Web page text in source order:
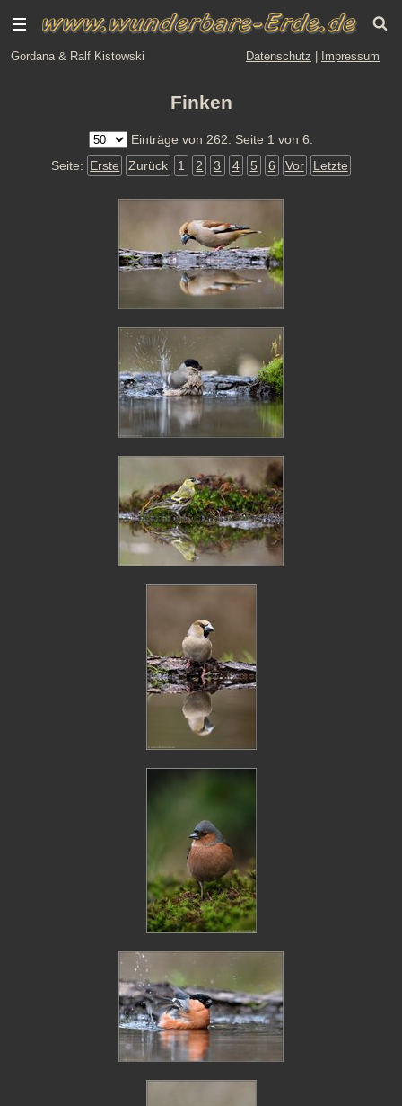
Gordana & Ralf Kistowski Datenschutz Impressum
Finken
Einträge von 262. Seite 1 von 6.
Seite: Erste Zurück 1 2 3 4 5 6 Vor Letzte